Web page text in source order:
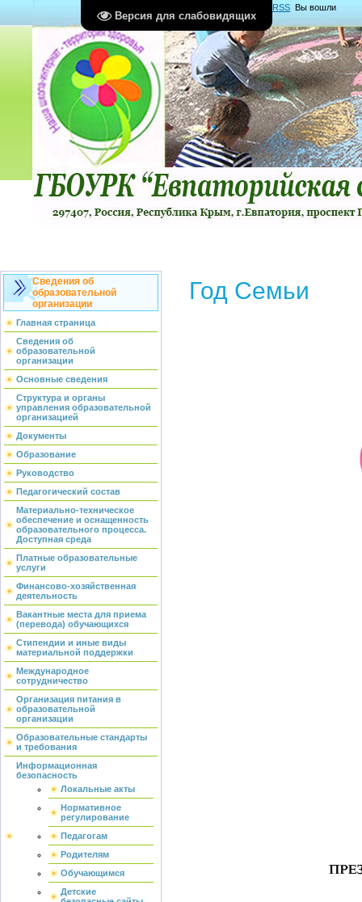
Версия для слабовидящих
RSS Вы вошли
какГость Группа "Гости"
Сведения об
образовательной
организации
Главная страница
Сведения об
образовательной
организации
Основные сведения
Структура и органы
управления образовательной
организацией
Документы
Образование
Руководство
Педагогический состав
Материально-техническое
обеспечение и оснащенность
образовательного процесса.
Доступная среда
Платные образовательные
услуги
Финансово-хозяйственная
деятельность
Вакантные места для приема
(перевода) обучающихся
Стипендии и иные виды
материальной поддержки
Международное
сотрудничество
Организация питания в
образовательной
организации
Образовательные стандарты
и требования
Информационная
безопасность
Локальные акты
Нормативное
регулирование
Педагогам
Родителям
Обучающимся
Детские
Год Семьи